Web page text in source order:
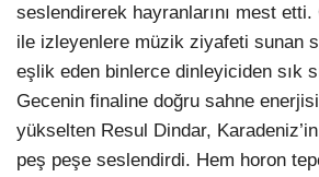
seslendirerek hayranlarını mest etti.
ile izleyenlere müzik ziyafeti sunan
eşlik eden binlerce dinleyiciden sık
Gecenin finaline doğru sahne
yükselten Resul Dindar, Karadeniz’in
peş peşe seslendirdi. Hem horon